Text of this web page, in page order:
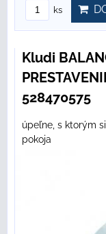
ks
Kludi
528470575
úpeľne, s ktorým
pokoja